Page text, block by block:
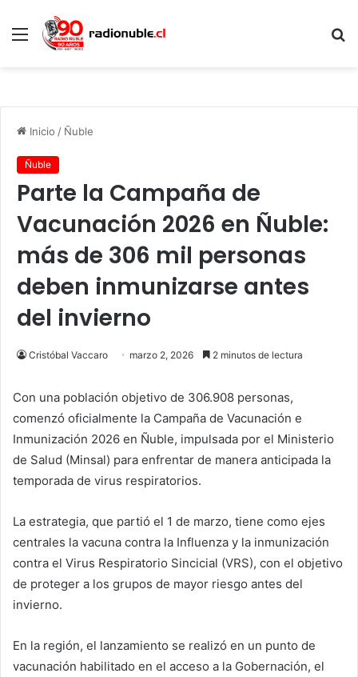
Menú
Inicio / Ñuble
Ñuble
Parte la Campaña de
Vacunación 2026 en Ñuble:
más de 306 mil personas
deben inmunizarse antes
del invierno
Cristóbal Vaccaro marzo 2, 2026 2 minutos de lectura
Con una población objetivo de 306.908 personas,
comenzó oficialmente la Campaña de Vacunación e
Inmunización 2026 en Ñuble, impulsada por el Ministerio
de Salud (Minsal) para enfrentar de manera anticipada la
temporada de virus respiratorios.
La estrategia, que partió el 1 de marzo, tiene como ejes
centrales la vacuna contra la Influenza y la inmunización
contra el Virus Respiratorio Sincicial (VRS), con el objetivo
de proteger a los grupos de mayor riesgo antes del
invierno.
En la región, el lanzamiento se realizó en un punto de
vacunación habilitado en el acceso a la Gobernación, el